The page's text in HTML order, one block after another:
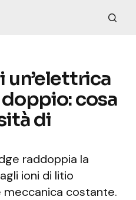
un’elettrica
cosa
di
raddoppia la
ioni di litio
meccanica costante.